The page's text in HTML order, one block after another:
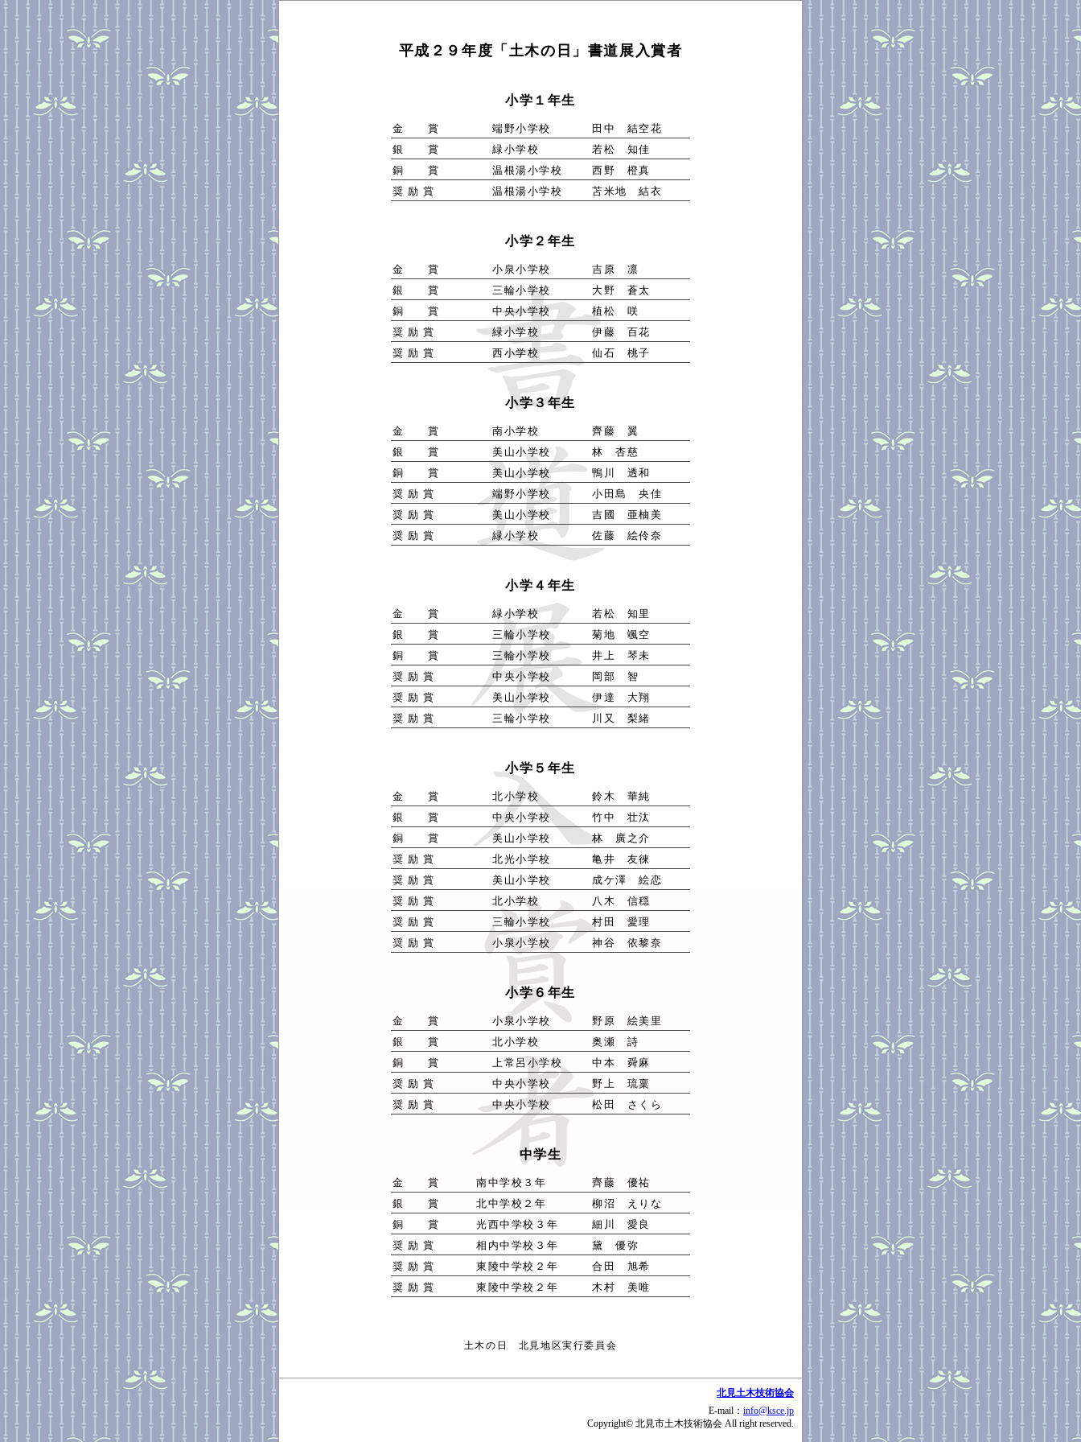
平成２９年度「土木の日」書道展入賞者
小学１年生
金 賞 端野小学校
田中 結空花
銀 賞
緑小学校
若松 知佳
銅 賞
温根湯小学校
西野 橙真
奨 励 賞
温根湯小学校 苫米地 結衣
小学２年生
金 賞 小泉小学校
吉原 凛
銀 賞
三輪小学校
大野 蒼太
銅 賞
中央小学校
植松 咲
奨 励 賞
緑小学校
伊藤 百花
奨 励 賞
西小学校 仙石 桃子
小学３年生
金 賞 南小学校
齊藤 翼
銀 賞
美山小学校
林 杏慈
銅 賞
美山小学校
鴨川 透和
奨 励 賞
端野小学校
小田島 央佳
奨 励 賞
美山小学校
吉國 亜柚美
奨 励 賞
緑小学校 佐藤 絵伶奈
小学４年生
金 賞 緑小学校
若松 知里
銀 賞
三輪小学校
菊地 颯空
銅 賞
三輪小学校
井上 琴未
奨 励 賞
中央小学校
岡部 智
奨 励 賞
美山小学校
伊達 大翔
奨 励 賞
三輪小学校 川又 梨緒
小学５年生
金 賞 北小学校
鈴木 華純
銀 賞
中央小学校
竹中 壮汰
銅 賞
美山小学校
林 廣之介
奨 励 賞
北光小学校
亀井 友徠
奨 励 賞
美山小学校
成ケ澤 絵恋
奨 励 賞
北小学校
八木 信穏
奨 励 賞
三輪小学校
村田 愛理
奨 励 賞
小泉小学校 神谷 依黎奈
小学６年生
金 賞 小泉小学校
野原 絵美里
銀 賞
北小学校
奥瀬 詩
銅 賞
上常呂小学校
中本 舜麻
奨 励 賞
中央小学校
野上 琉稟
奨 励 賞
中央小学校 松田 さくら
中学生
金 賞 南中学校３年
齊藤 優祐
銀 賞
北中学校２年
柳沼 えりな
銅 賞
光西中学校３年
細川 愛良
奨 励 賞
相内中学校３年
黛 優弥
奨 励 賞
東陵中学校２年
合田 旭希
奨 励 賞
東陵中学校２年 木村 美唯
土木の日 北見地区実行委員会
北見土木技術協会
E-mail： info@ksce.jp
Copyright© 北見市土木技術協会 All right reserved.